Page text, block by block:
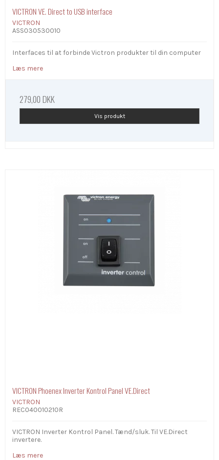
VICTRON VE. Direct to USB interface
VICTRON
ASS030530010
Interfaces til at forbinde Victron produkter til din computer
Læs mere
279,00 DKK
Vis produkt
VICTRON Phoenex Inverter Kontrol Panel VE.Direct
VICTRON
REC040010210R
VICTRON Inverter Kontrol Panel. Tænd/sluk. Til VE.Direct
invertere.
Læs mere